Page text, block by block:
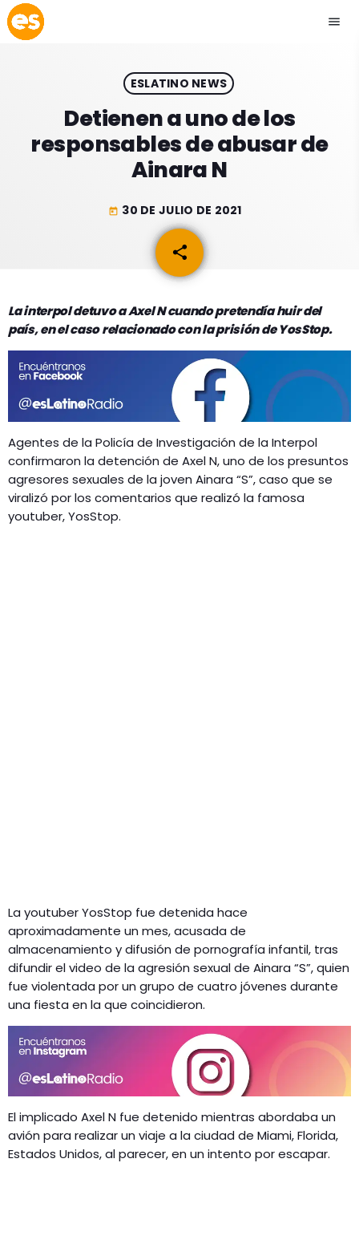
menu
EMISIÓN LA PAZ
play_arrow EMISIÓN COCHABAMBA
ACTUALIDAD
ESPECTÁCULOS
GEEKERS
PROGRAMACIÓN
INICIO
RADIO SPLENDID
CONTACTO
ESLATINO NEWS
Detienen a uno de los
responsables de abusar de
Ainara N
today 30 DE JULIO DE 2021
share
email
La interpol detuvo a Axel N cuando pretendía huir del
país, en el caso relacionado con la prisión de YosStop.
Agentes de la Policía de Investigación de la Interpol
confirmaron la detención de Axel N, uno de los presuntos
agresores sexuales de la joven Ainara “S”, caso que se
viralizó por los comentarios que realizó la famosa
youtuber, YosStop.
La youtuber YosStop fue detenida hace
aproximadamente un mes, acusada de
almacenamiento y difusión de pornografía infantil, tras
difundir el video de la agresión sexual de Ainara “S”, quien
fue violentada por un grupo de cuatro jóvenes durante
una fiesta en la que coincidieron.
El implicado Axel N fue detenido mientras abordaba un
avión para realizar un viaje a la ciudad de Miami, Florida,
Estados Unidos, al parecer, en un intento por escapar.